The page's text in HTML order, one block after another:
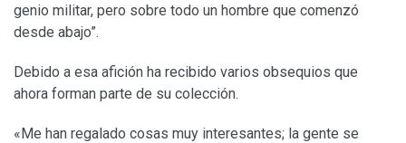
genio militar, pero sobre todo un hombre que comenzó
desde abajo”.
Debido a esa afición ha recibido varios obsequios que
ahora forman parte de su colección.
«Me han regalado cosas muy interesantes; la gente se